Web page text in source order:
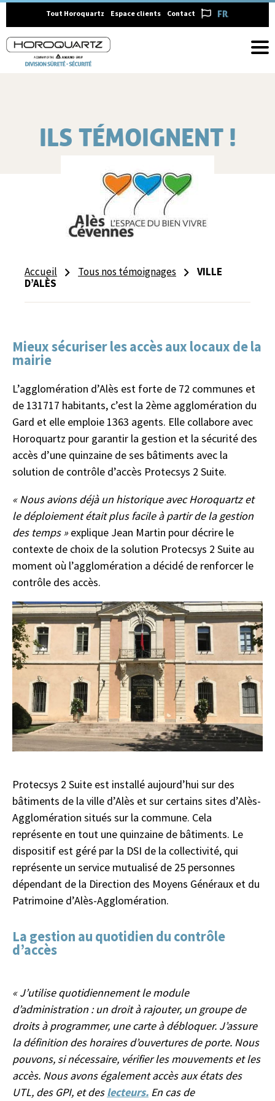
Tout Horoquartz Espace clients Contact FRANÇAIS
ILS TÉMOIGNENT !
Accueil Tous nos témoignages
VILLE
D’ALÈS
Mieux sécuriser les accès aux locaux de la
mairie
L’agglomération d’Alès est forte de 72 communes et
de 131717 habitants, c’est la 2ème agglomération du
Gard et elle emploie 1363 agents. Elle collabore avec
Horoquartz pour garantir la gestion et la sécurité des
accès d’une quinzaine de ses bâtiments avec la
solution de contrôle d’accès Protecsys 2 Suite.
« Nous avions déjà un historique avec Horoquartz et
le déploiement était plus facile à partir de la gestion
des temps » explique Jean Martin pour décrire le
contexte de choix de la solution Protecsys 2 Suite au
moment où l’agglomération a décidé de renforcer le
contrôle des accès.
Protecsys 2 Suite est installé aujourd’hui sur des
bâtiments de la ville d’Alès et sur certains sites d’Alès-
Agglomération situés sur la commune. Cela
représente en tout une quinzaine de bâtiments. Le
dispositif est géré par la DSI de la collectivité, qui
représente un service mutualisé de 25 personnes
dépendant de la Direction des Moyens Généraux et du
Patrimoine d’Alès-Agglomération.
La gestion au quotidien du contrôle
d’accès
« J’utilise quotidiennement le module
d’administration : un droit à rajouter, un groupe de
droits à programmer, une carte à débloquer. J’assure
la définition des horaires d’ouvertures de porte. Nous
pouvons, si nécessaire, vérifier les mouvements et les
accès. Nous avons également accès aux états des
UTL, des GPI, et deslecteurs. En cas de